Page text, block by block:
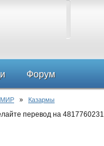
Форум
МИР » Казармы
перевод на